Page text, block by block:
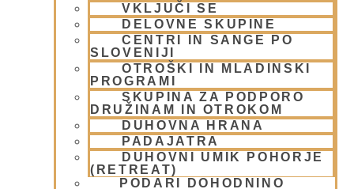
VKLJUČI SE
DELOVNE SKUPINE
CENTRI IN SANGE PO
SLOVENIJI
OTROŠKI IN MLADINSKI
PROGRAMI
SKUPINA ZA PODPORO
DRUŽINAM IN OTROKOM
DUHOVNA HRANA
PADAJATRA
DUHOVNI UMIK POHORJE
(RETREAT)
PODARI DOHODNINO
PADAYATRA
(3)
Pogosta vprašanja(2)
Popotovanja
(1)
Poučne zgodbe in nauki(8)
Prabhupadovi učenci in ostali
Predavanja(2)
Predstavitev (9)
Prigrizki
(1)
Prireditve(7)
Priti Vardhana das (1)
Promocija in izobrazevanje(3)